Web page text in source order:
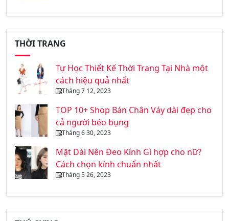
THỜI TRANG
Tự Học Thiết Kế Thời Trang Tại Nhà một
cách hiệu quả nhất
Tháng 7 12, 2023
TOP 10+ Shop Bán Chân Váy dài đẹp cho
cả người béo bụng
Tháng 6 30, 2023
Mặt Dài Nên Đeo Kính Gì hợp cho nữ?
Cách chọn kính chuẩn nhất
Tháng 5 26, 2023